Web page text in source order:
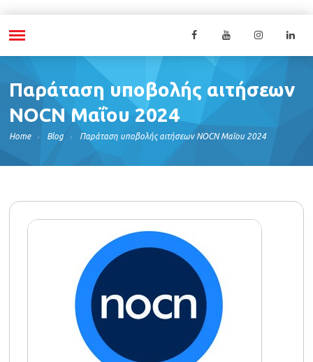
Παράταση υποβολής αιτήσεων
NOCN Μαΐου 2024
Home Blog Παράταση υποβολής αιτήσεων NOCN Μαΐου 2024